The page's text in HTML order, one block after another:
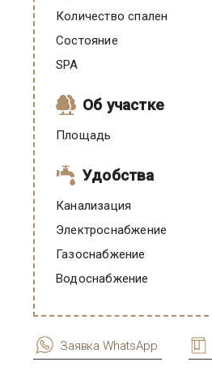
Количество спален
Состояние
SPA
Об участке
Площадь
Удобства
Канализация
Электроснабжение
Газоснабжение
Водоснабжение
Заявка WhatsApp